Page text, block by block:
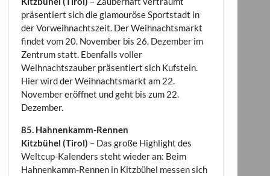
präsentiert sich die glamouröse Sportstadt in
der Vorweihnachtszeit. Der Weihnachtsmarkt
findet vom 20. November bis 26. Dezember im
Zentrum statt. Ebenfalls voller
Weihnachtszauber präsentiert sich Kufstein.
Hier wird der Weihnachtsmarkt am 22.
November eröffnet und geht bis zum 22.
Dezember.
85. Hahnenkamm-Rennen
Kitzbühel (Tirol) – Das große Highlight des
Weltcup-Kalenders steht wieder an: Beim
Hahnenkamm-Rennen in Kitzbühel messen sich